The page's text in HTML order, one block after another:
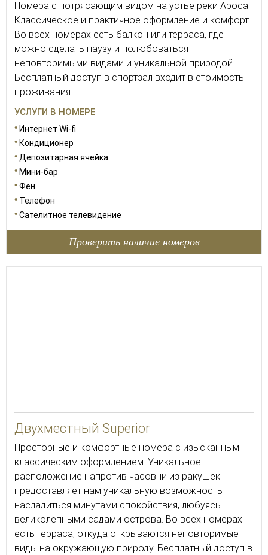
Номера с потрясающим видом на устье реки Ароса.
Классическое и практичное оформление и комфорт.
Во всех номерах есть балкон или терраса, где
можно сделать паузу и полюбоваться
неповторимыми видами и уникальной природой.
Бесплатный доступ в спортзал входит в стоимость
проживания.
УСЛУГИ В НОМЕРЕ
Интернет Wi-fi
Кондиционер
Депозитарная ячейка
Мини-бар
Фен
Телефон
Сателитное телевидение
Проверить наличие номеров
Двухместный Superior
Просторные и комфортные номера с изысканным
классическим оформлением. Уникальное
расположение напротив часовни из ракушек
предоставляет нам уникальную возможность
насладиться минутами спокойствия, любуясь
великолепными садами острова. Во всех номерах
есть терраса, откуда открываются неповторимые
виды на окружающую природу. Бесплатный доступ в